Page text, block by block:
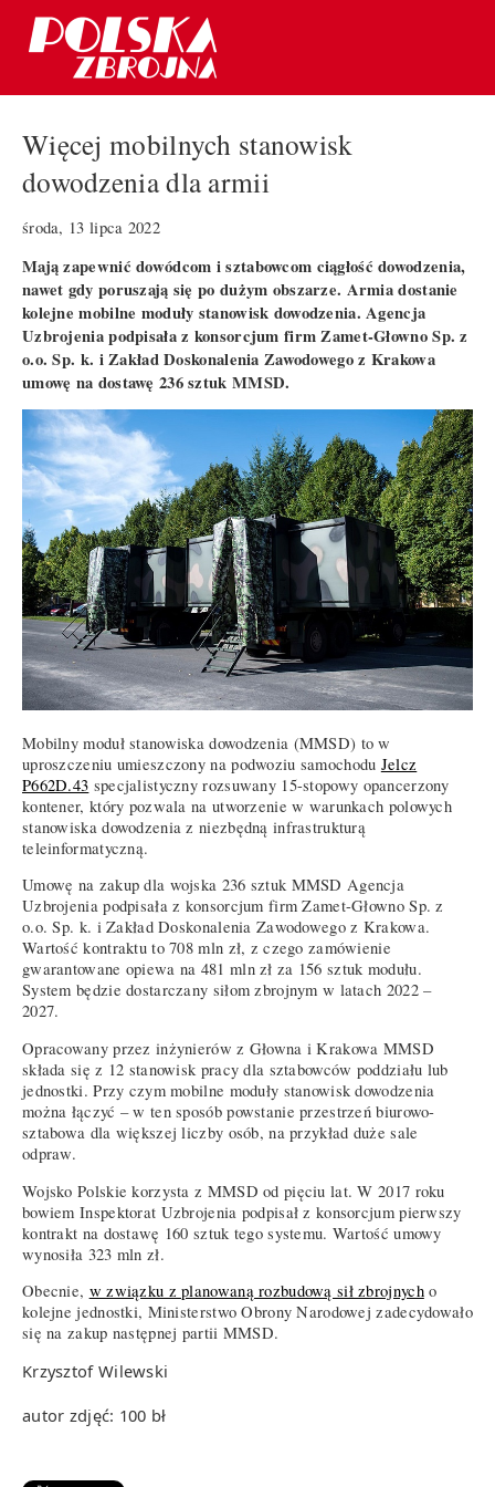
Więcej mobilnych stanowisk
dowodzenia dla armii
środa, 13 lipca 2022
Mają zapewnić dowódcom i sztabowcom ciągłość dowodzenia,
nawet gdy poruszają się po dużym obszarze. Armia dostanie
kolejne mobilne moduły stanowisk dowodzenia. Agencja
Uzbrojenia podpisała z konsorcjum firm Zamet-Głowno Sp. z
o.o. Sp. k. i Zakład Doskonalenia Zawodowego z Krakowa
umowę na dostawę 236 sztuk MMSD.
Mobilny moduł stanowiska dowodzenia (MMSD) to w
uproszczeniu umieszczony na podwoziu samochodu Jelcz
P662D.43 specjalistyczny rozsuwany 15-stopowy opancerzony
kontener, który pozwala na utworzenie w warunkach polowych
stanowiska dowodzenia z niezbędną infrastrukturą
teleinformatyczną.
Umowę na zakup dla wojska 236 sztuk MMSD Agencja
Uzbrojenia podpisała z konsorcjum firm Zamet-Głowno Sp. z
o.o. Sp. k. i Zakład Doskonalenia Zawodowego z Krakowa.
Wartość kontraktu to 708 mln zł, z czego zamówienie
gwarantowane opiewa na 481 mln zł za 156 sztuk modułu.
System będzie dostarczany siłom zbrojnym w latach 2022 –
2027.
Opracowany przez inżynierów z Głowna i Krakowa MMSD
składa się z 12 stanowisk pracy dla sztabowców poddziału lub
jednostki. Przy czym mobilne moduły stanowisk dowodzenia
można łączyć – w ten sposób powstanie przestrzeń biurowo-
sztabowa dla większej liczby osób, na przykład duże sale
odpraw.
Wojsko Polskie korzysta z MMSD od pięciu lat. W 2017 roku
bowiem Inspektorat Uzbrojenia podpisał z konsorcjum pierwszy
kontrakt na dostawę 160 sztuk tego systemu. Wartość umowy
wynosiła 323 mln zł.
Obecnie, w związku z planowaną rozbudową sił zbrojnycho
kolejne jednostki, Ministerstwo Obrony Narodowej zadecydowało
się na zakup następnej partii MMSD.
Krzysztof Wilewski
autor zdjęć: 100 bł